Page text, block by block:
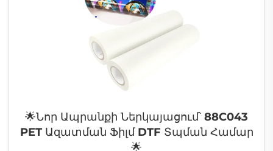
նյութերի մասին:
Առաջին կարևոր
🌟Նոր Ապրանքի Ներկայացում՝ 88C043
PET Ազատման Ֆիլմ DTF Տպման Համար
🌟